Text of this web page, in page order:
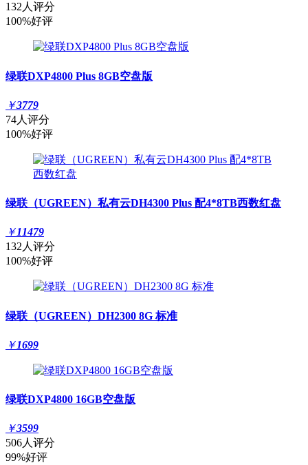
132人评分
100%好评
绿联DXP4800 Plus 8GB空盘版
￥3779
74人评分
100%好评
绿联（UGREEN）私有云DH4300 Plus 配4*8TB西数红盘
￥11479
132人评分
100%好评
绿联（UGREEN）DH2300 8G 标准
￥1699
绿联DXP4800 16GB空盘版
￥3599
506人评分
99%好评